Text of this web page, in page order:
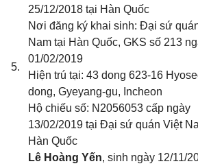
5.
25/12/2018 tại Hàn Quốc
Nơi đăng ký khai sinh: Đại sứ
Nam tại Hàn Quốc, GKS số 213
01/02/2019
Hiện trú tại: 43 dong 623-16
dong, Gyeyang-gu, Incheon
Hộ chiếu số: N2056053 cấp ngày
13/02/2019 tại Đại sứ quán Việt
Hàn Quốc
Lê Hoàng Yến, sinh ngày 12/11/